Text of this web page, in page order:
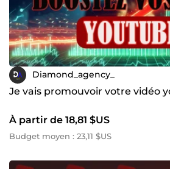
Diamond_agency_
Je vais promouvoir votre vidéo
À partir de 18,81 $US
Budget moyen : 23,11 $US